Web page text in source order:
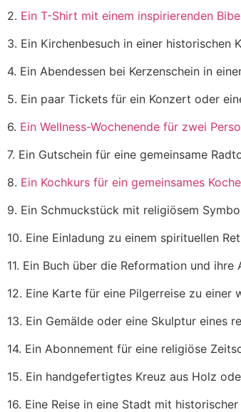
2. Ein T-Shirt mit einem inspirierenden
3. Ein Kirchenbesuch in einer historischen
4. Ein Abendessen bei Kerzenschein in
5. Ein paar Tickets für ein Konzert oder
6. Ein Wellness-Wochenende für zwei
7. Ein Gutschein für eine gemeinsame
8. Ein Kochkurs für ein gemeinsames
9. Ein Schmuckstück mit religiösem
10. Eine Einladung zu einem spirituellen
11. Ein Buch über die Reformation und ihre
12. Eine Karte für eine Pilgerreise zu einer
13. Ein Gemälde oder eine Skulptur eines
14. Ein Abonnement für eine religiöse
15. Ein handgefertigtes Kreuz aus Holz
16. Eine Reise in eine Stadt mit